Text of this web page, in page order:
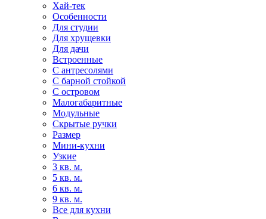
Хай-тек
Особенности
Для студии
Для хрущевки
Для дачи
Встроенные
С антресолями
С барной стойкой
С островом
Малогабаритные
Модульные
Скрытые ручки
Размер
Мини-кухни
Узкие
3 кв. м.
5 кв. м.
6 кв. м.
9 кв. м.
Все для кухни